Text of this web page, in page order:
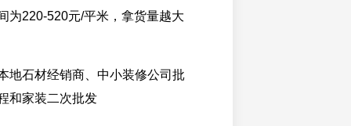
为220-520元/平米，拿货量越大
地石材经销商、中小装修公司批
和家装二次批发